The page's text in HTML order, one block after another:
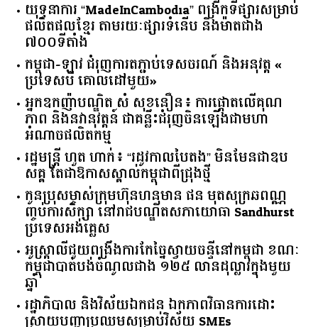
យុទ្ធនាការ “MadeInCambodia” ពង្រីកទីផ្សារសម្រាប់
ផលិតផលខ្មែរ តាមរយៈផ្សារទំនើប និងម៉ាតជាង
៧០០ទីតាំង
កម្ពុជា​-​ឡាវ ​ជំរុញ​ការ​តភ្ជាប់​ទេសចរណ៍​ ​និង​អនុវត្ត​ ​«​
ប្រទេស​បី ​គោលដៅ​មួយ​»
អ្នកឧកញ៉ាបណ្ឌិត សំ សុខនឿន៖ ការផ្តោតលើគុណ
ភាព និងនវានុវត្តន៍ ជាគន្លឹះជំរុញចិនឡើងជាមហា
អំណាចផលិតកម្ម
រដ្ឋមន្ត្រី ហួត ហាក់៖ “រដូវកាលបៃតង” មិនមែនជាឧប
សគ្គ តែជាឱកាសស្គាល់កម្ពុជាពីជ្រុងថ្មី
កូនប្រុសម្ចាស់ក្រុមហ៊ុនហនុមាន ផន មុតសុក្រឆពណ្ណ
ញ្ចប់ការសិក្សា នៅរាជបណ្ឌិតសភាយោធា Sandhurst
ប្រទេសអង់គ្លេស
អូស្ត្រាលី​ជួយ​ពង្រឹង​ការ​កែច្នៃ​ស្វាយចន្ទី​នៅ​កម្ពុជា​ ​ខណៈ​
កម្ពុជា​បាត់បង់​ចំណូល​ជាង​ ​១២៥​ ​លាន​ដុល្លារ​ក្នុង​មួយ​
ឆ្នាំ​
រដ្ឋាភិបាល​ ​និង​វិស័យ​ឯកជន ​ឯកភាព​វិធានការ​ដោះ
ស្រាយ​បញ្ហា​ប្រឈម​​សម្រាប់​វិស័យ​ ​SMEs​